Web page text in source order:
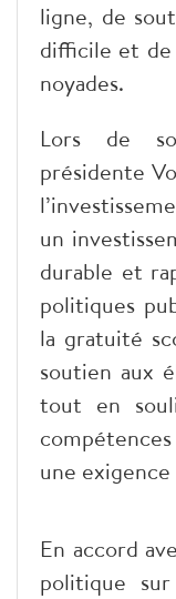
ligne, de
difficile et de
noyades.
​Lors de
présidente
un
durable et
politiques
la gratuité
soutien aux
tout en
une
​En accord
politique